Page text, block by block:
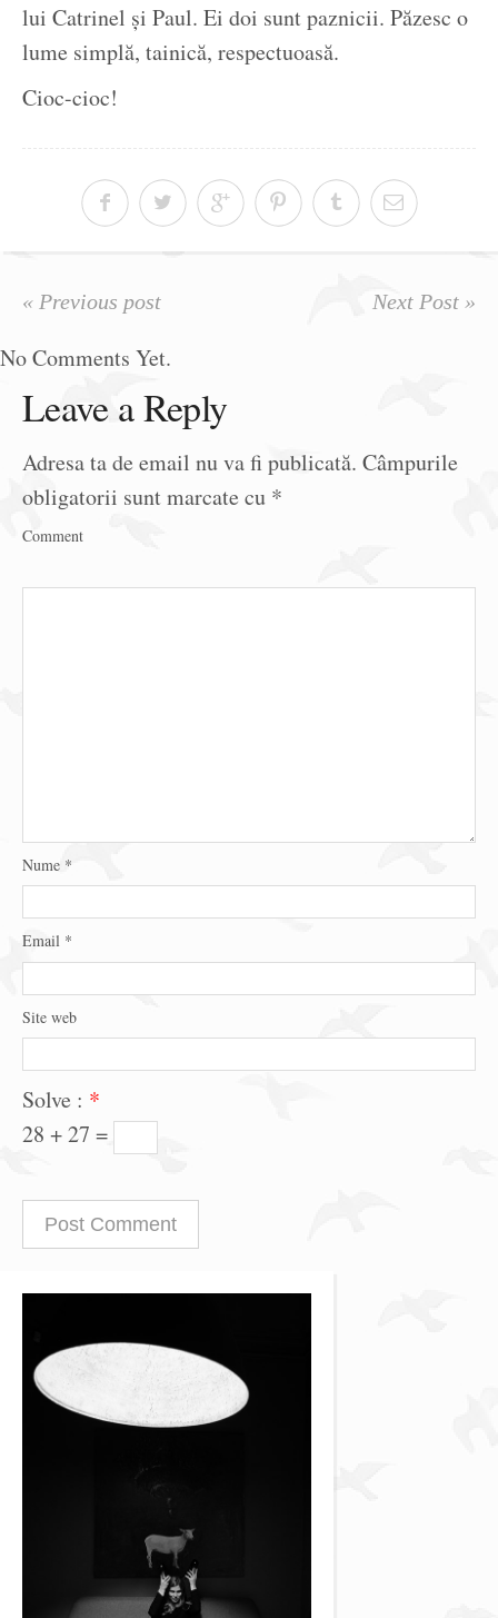
lui Catrinel și Paul. Ei doi sunt paznicii. Păzesc o
lume simplă, tainică, respectuoasă.
Cioc-cioc!
« Previous post Next Post »
No Comments Yet.
Leave a Reply
Adresa ta de email nu va fi publicată. Câmpurile
obligatorii sunt marcate cu *
Comment
Nume *
Email *
Site web
Solve : *
28 + 27 =